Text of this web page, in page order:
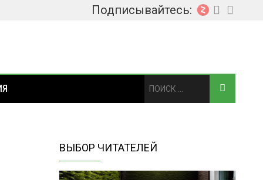
Подписывайтесь:
ВЫБОР ЧИТАТЕЛЕЙ